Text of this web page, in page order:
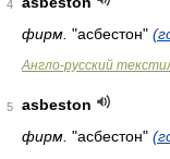
4
фирм. "асбестон"
Англо-русский
5
asbeston
фирм. "асбестон"